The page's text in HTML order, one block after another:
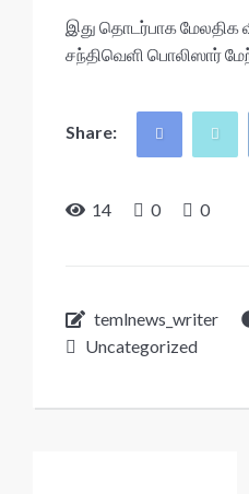
இது தொடர்பாக
சந்திவெளி பொலிஸார்
Share:
14 0 0
temlnews_writer
Uncategorized